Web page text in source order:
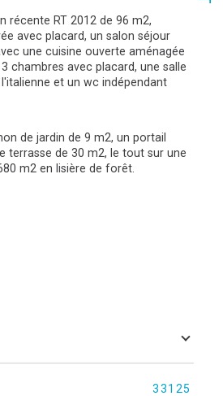
récente RT 2012 de 96 m2,
avec placard, un salon séjour
une cuisine ouverte aménagée
chambres avec placard, une salle
et un wc indépendant
de jardin de 9 m2, un portail
terrasse de 30 m2, le tout sur une
m2 en lisière de forêt.
33125